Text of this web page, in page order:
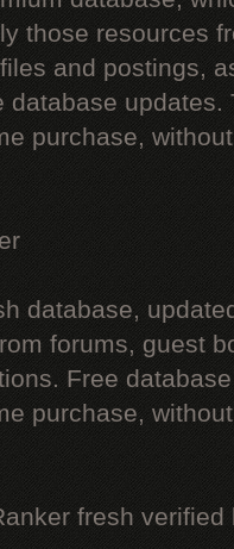
those resources
and postings,
database updates.
purchase,
database,
forums, guest
Free
purchase,
fresh verified